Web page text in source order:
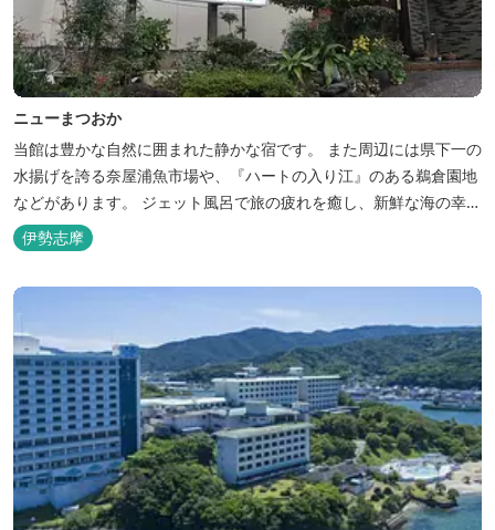
ニューまつおか
当館は豊かな自然に囲まれた静かな宿です。 また周辺には県下一の
水揚げを誇る奈屋浦魚市場や、『ハートの入り江』のある鵜倉園地
などがあります。 ジェット風呂で旅の疲れを癒し、新鮮な海の幸を
どうぞお楽しみください。 ゆったりと・・のんびりと・・くつろぎ
の時間がここにあります。
伊勢志摩